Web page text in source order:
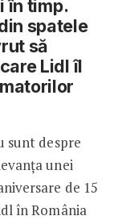
în timp.
spatele
să
Lidl îl
sunt despre
unei
de 15
în România